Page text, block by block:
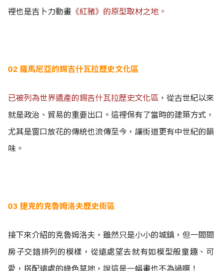
裡也是吉卜力動畫 《紅豬》的原型取材之地。
02 羅馬尼亞的錫吉什瓦拉歷史文化區
已被列為世界遺產的錫吉什瓦拉歷史文化區 ，從古世紀以來
就是政治、貿易的重要出口。這裡保有了當時的建築方式，
尤其是窗口放花的傳統也流傳至今，讓街道更有中世紀的韻
味。
03 捷克的克魯姆洛夫歷史街區​
接下來介紹的克魯姆洛夫，雖然只是小小的城鎮，但一間間
房子交錯排列的模樣，從遠處望去就有如模型般童趣、可
愛，搭配遠處的綠色草地，說這是一幅畫也不為過啊！